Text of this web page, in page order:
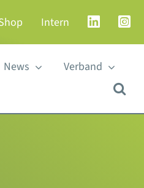
Intern
News Verband